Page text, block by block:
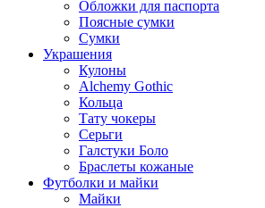
Обложки для паспорта
Поясные сумки
Сумки
Украшения
Кулоны
Alchemy Gothic
Кольца
Тату чокеры
Серьги
Галстуки Боло
Браслеты кожаные
Футболки и майки
Майки